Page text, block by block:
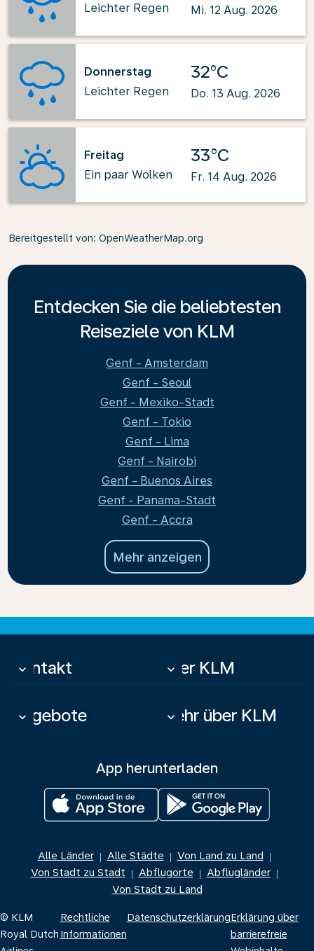
Leichter Regen
Mi. 12 Aug. 2026
Donnerstag
Leichter Regen
32°C
Do. 13 Aug. 2026
Freitag
Ein paar Wolken
33°C
Fr. 14 Aug. 2026
Bereitgestellt von: OpenWeatherMap.org
Entdecken Sie die beliebtesten
Reiseziele von KLM
Genf - Amsterdam
Genf - Seoul
Genf - Mexiko-Stadt
Genf - Tokio
Genf - Lima
Genf - Nairobi
Genf - Buenos Aires
Genf - Panama-Stadt
Genf - Accra
Mehr anzeigen
Kontakt
keyboard_arrow_down Über KLM
keyboard_arrow_down
Angebote
keyboard_arrow_down Mehr über KLM
keyboard_arrow_down
App herunterladen
Alle Länder | Alle Städte | Von Land zu Land |
Von Stadt zu Stadt | Abflugorte | Abflugländer |
Von Stadt zu Land
© KLM
Royal Dutch
Rechtliche
Informationen
DatenschutzerklärungErklärung über
barrierefreie